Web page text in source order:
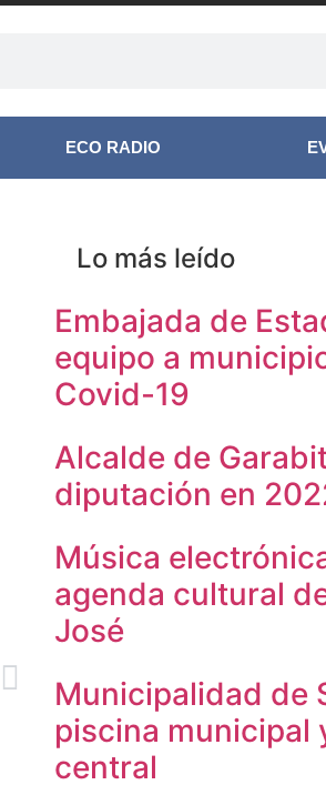
ECO RADIO
Lo más leído
Embajada de
equipo a
Covid-19
Alcalde de
diputación en
Música
agenda cultural
José
Municipalidad de
piscina municipal
central